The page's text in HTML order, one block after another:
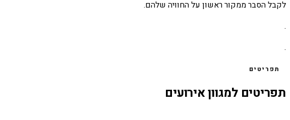
לקבל הסבר ממקור ראשון על החוויה שלהם.
.
.
תפריטים
תפריטים למגוון אירועים